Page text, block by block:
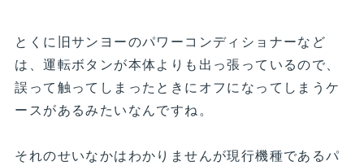
とくに旧サンヨーのパワーコンディショナーなど
は、運転ボタンが本体よりも出っ張っているので、
誤って触ってしまったときにオフになってしまうケ
ースがあるみたいなんですね。
それのせいなかはわかりませんが現行機種であるパ